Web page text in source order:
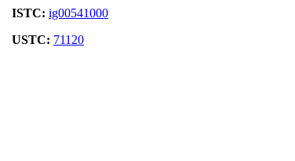
ISTC: ig00541000
USTC: 71120